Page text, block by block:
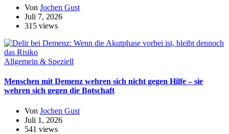
Von Jochen Gust
Juli 7, 2026
315 views
Allgemein & Speziell
Menschen mit Demenz wehren sich nicht gegen Hilfe – sie
wehren sich gegen die Botschaft
Von Jochen Gust
Juli 1, 2026
541 views